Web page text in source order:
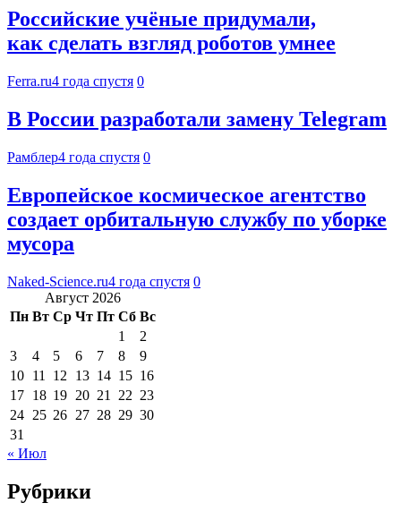
Российские учёные придумали,
как сделать взгляд роботов умнее
Ferra.ru4 года спустя 0
В России разработали замену Telegram
Рамблер4 года спустя 0
Европейское космическое агентство
создает орбитальную службу по уборке
мусора
Naked-Science.ru4 года спустя 0
Август 2026
Пн Вт Ср Чт Пт Сб Вс
1
2
3
4 5 6 7 8
9
10 11 12 13 14 15 16
17 18 19 20 21 22 23
24 25 26 27 28 29 30
31
« Июл
Рубрики